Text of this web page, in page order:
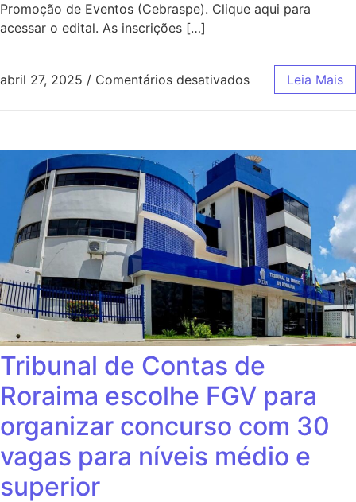
Promoção de Eventos (Cebraspe). Clique aqui para
acessar o edital. As inscrições […]
abril 27, 2025 / Comentários desativados Leia Mais
Tribunal de Contas de
Roraima escolhe FGV para
organizar concurso com 30
vagas para níveis médio e
superior